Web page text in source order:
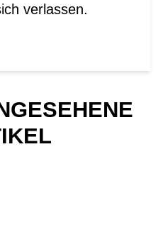
verlassen.